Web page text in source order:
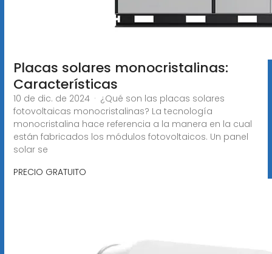
Placas solares monocristalinas:
Características
10 de dic. de 2024 · ¿Qué son las placas solares
fotovoltaicas monocristalinas? La tecnología
monocristalina hace referencia a la manera en la cual
están fabricados los módulos fotovoltaicos. Un panel
solar se
PRECIO GRATUITO